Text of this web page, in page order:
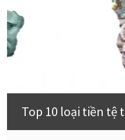
​​Top 10 loại tiền tệ